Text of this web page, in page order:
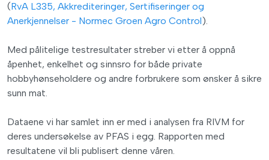
(RvA L335, Akkrediteringer, Sertifiseringer og
Anerkjennelser - Normec Groen Agro Control).
Med pålitelige testresultater streber vi etter å oppnå
åpenhet, enkelhet og sinnsro for både private
hobbyhønseholdere og andre forbrukere som ønsker å sikre
sunn mat.
Dataene vi har samlet inn er med i analysen fra RIVM for
deres undersøkelse av PFAS i egg. Rapporten med
resultatene vil bli publisert denne våren.